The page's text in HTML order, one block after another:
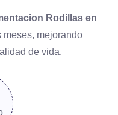
Rodillas en
meses, mejorando
de vida.